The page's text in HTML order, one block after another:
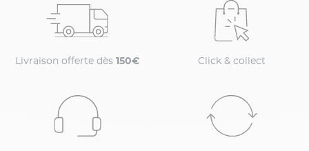
Livraison offerte dès 150€ Click & collect